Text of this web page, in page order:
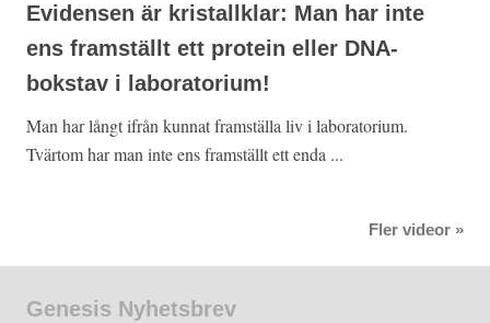
Evidensen är kristallklar: Man har inte
ens framställt ett protein eller DNA-
bokstav i laboratorium!
Man har långt ifrån kunnat framställa liv i laboratorium.
Tvärtom har man inte ens framställt ett enda ...
Fler videor »
Genesis Nyhetsbrev